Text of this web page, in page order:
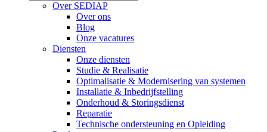
Over SEDIAP
Over ons
Blog
Onze vacatures
Diensten
Onze diensten
Studie & Realisatie
Optimalisatie & Modernisering van systemen
Installatie & Inbedrijfstelling
Onderhoud & Storingsdienst
Reparatie
Technische ondersteuning en Opleiding